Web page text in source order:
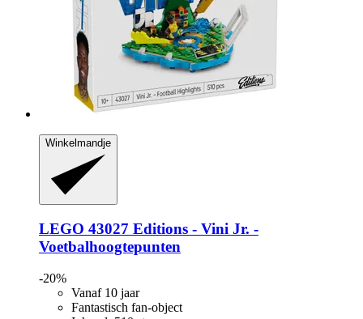
Winkelmandje
LEGO 43027 Editions -​ Vini Jr. -​
Voetbalhoogtepunten
-20%
Vanaf 10 jaar
Fantastisch fan-object